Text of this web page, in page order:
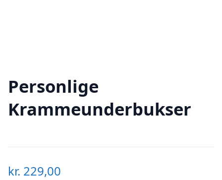
Personlige
Krammeunderbukser
kr. 229,00